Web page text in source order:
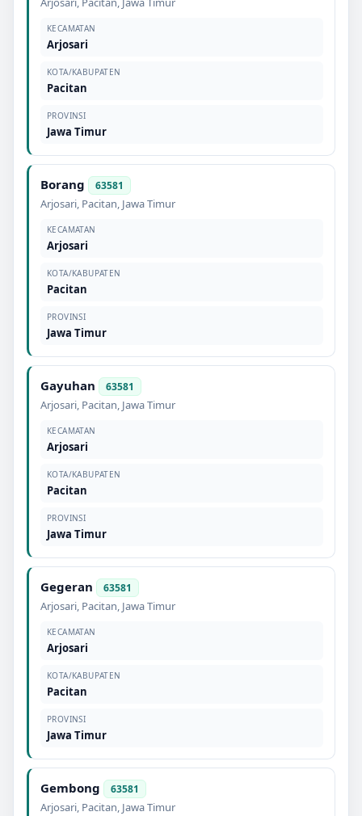
KECAMATAN
Arjosari
KOTA/KABUPATEN
Pacitan
PROVINSI
Jawa Timur
Borang 63581
Arjosari, Pacitan, Jawa Timur
KECAMATAN
Arjosari
KOTA/KABUPATEN
Pacitan
PROVINSI
Jawa Timur
Gayuhan 63581
Arjosari, Pacitan, Jawa Timur
KECAMATAN
Arjosari
KOTA/KABUPATEN
Pacitan
PROVINSI
Jawa Timur
Gegeran 63581
Arjosari, Pacitan, Jawa Timur
KECAMATAN
Arjosari
KOTA/KABUPATEN
Pacitan
PROVINSI
Jawa Timur
Gembong 63581
Arjosari, Pacitan, Jawa Timur